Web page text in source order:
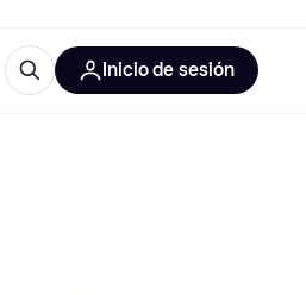
Inicio de sesión